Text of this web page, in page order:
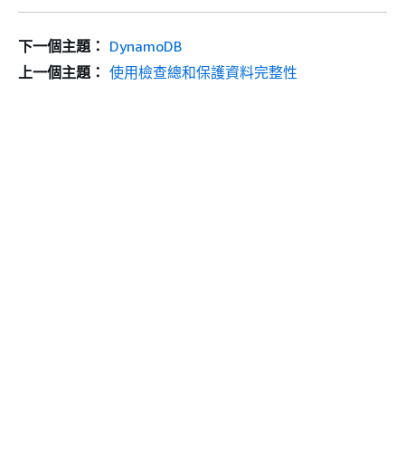
下一個主題： DynamoDB
上一個主題： 使用檢查總和保護資料完整性